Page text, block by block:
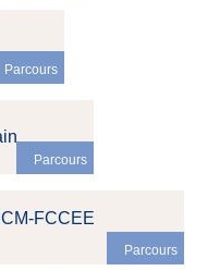
Parcours
Parcours
FCCEE
Parcours